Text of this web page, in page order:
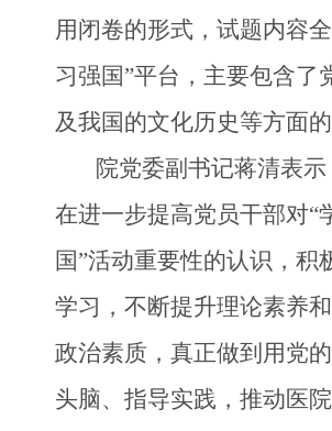
用闭卷的形式， 试题内容
习强国”平台， 主要包含了
及我国的文化历史等方面
院党委副书记蒋清表
在进一步提高党员干部对“
国”活动重要性的认识，积
学习，不断提升理论素养
政治素质，真正做到用党
头脑、指导实践，推动医